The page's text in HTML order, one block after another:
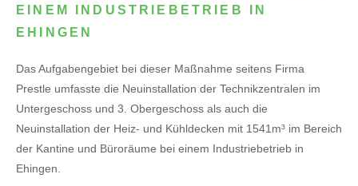
EINEM INDUSTRIEBETRIEB IN
EHINGEN
Das Aufgabengebiet bei dieser Maßnahme seitens Firma
Prestle umfasste die Neuinstallation der Technikzentralen im
Untergeschoss und 3. Obergeschoss als auch die
Neuinstallation der Heiz- und Kühldecken mit 1541m³ im Bereich
der Kantine und Büroräume bei einem Industriebetrieb in
Ehingen.